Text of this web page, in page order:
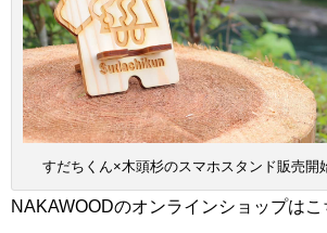
すだちくん×木頭杉のスマホスタンド販売
NAKAWOODのオンラインショップはこ